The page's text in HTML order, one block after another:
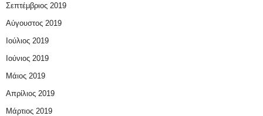
Σεπτέμβριος 2019
Αύγουστος 2019
Ιούλιος 2019
Ιούνιος 2019
Μάιος 2019
Απρίλιος 2019
Μάρτιος 2019